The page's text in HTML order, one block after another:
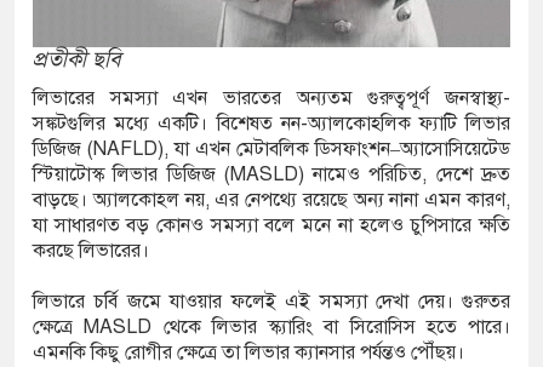
জানিয়ে গোল উদযাপন ডি পলের
সিটি কলেজে অভিভাবক সমাবেশে বক্তব্য দিতে
তিনজনের যাবজ্জীবন
প্রতীকী ছবি
লিভারের সমস্যা এখন ভারতের অন্যতম গুরুত্বপূর্ণ জনস্বাস্থ্য-
সঙ্কটগুলির মধ্যে একটি। বিশেষত নন-অ্যালকোহলিক ফ্যাটি লিভার
ডিজিজ (NAFLD), যা এখন মেটাবলিক ডিসফাংশন–অ্যাসোসিয়েটেড
স্টিয়াটোস্ক লিভার ডিজিজ (MASLD) নামেও পরিচিত, দেশে দ্রুত
বাড়ছে। অ্যালকোহল নয়, এর নেপথ্যে রয়েছে অন্য নানা এমন কারণ,
যা সাধারণত বড় কোনও সমস্যা বলে মনে না হলেও চুপিসারে ক্ষতি
করছে লিভারের।
লিভারে চর্বি জমে যাওয়ার ফলেই এই সমস্যা দেখা দেয়। গুরুতর
ক্ষেত্রে MASLD থেকে লিভার স্ক্যারিং বা সিরোসিস হতে পারে।
এমনকি কিছু রোগীর ক্ষেত্রে তা লিভার ক্যানসার পর্যন্তও পৌঁছয়।